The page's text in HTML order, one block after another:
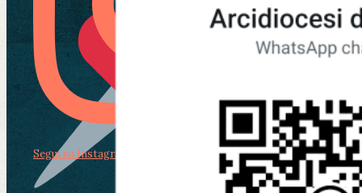
Segui su Instagram